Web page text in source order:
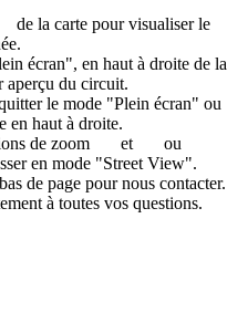
de la carte pour visualiser le
écran", en haut à droite de la
aperçu du circuit.
le mode "Plein écran" ou
en haut à droite.
de zoom
et
ou
en mode "Street View".
de page pour nous contacter.
à toutes vos questions.